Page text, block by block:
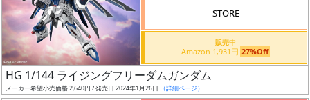
価
格
改
定
予
STORE
販売中
Amazon 1,931円 27%Off
HG 1/144 ライジングフリーダムガンダム
メーカー希望小売価格 2,640円 / 発売日 2024年1月26日 （詳細ページ）